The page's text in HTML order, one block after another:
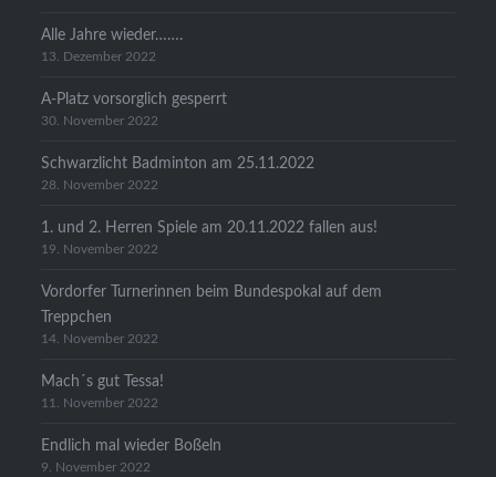
Alle Jahre wieder…….
13. Dezember 2022
A-Platz vorsorglich gesperrt
30. November 2022
Schwarzlicht Badminton am 25.11.2022
28. November 2022
1. und 2. Herren Spiele am 20.11.2022 fallen aus!
19. November 2022
Vordorfer Turnerinnen beim Bundespokal auf dem
Treppchen
14. November 2022
Mach´s gut Tessa!
11. November 2022
Endlich mal wieder Boßeln
9. November 2022